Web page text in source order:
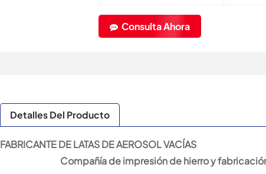
Consulta Ahora
Detalles Del Producto
FABRICANTE DE LATAS DE AEROSOL VACÍAS
Compañía de impresión de hierro y